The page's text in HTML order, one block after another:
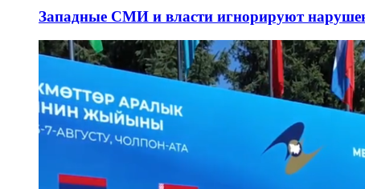
Западные СМИ и власти игнорируют